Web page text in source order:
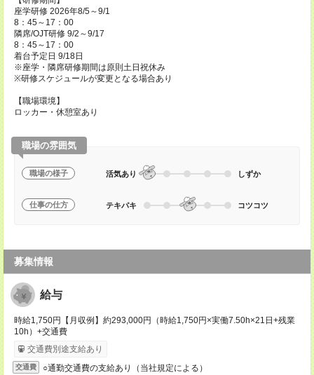
座学研修 2026年8/5～9/1
8：45～17：00
隣席/OJT研修 9/2～9/17
8：45～17：00
着台予定日 9/18日
※座学・隣席研修期間は原則土日祝休み
※研修スケジュールが変更となる場合あり
【職場環境】
ロッカー・休憩室あり
職場の雰囲気
職場の様子 活気あり しずか
仕事の仕方 テキパキ コツコツ
募集情報
給与
時給1,750円【月収例】約293,000円（時給1,750円×実働7.50h×21日+残業
10h）+交通費
交通費別途支給あり
交通費 ○通勤交通費の支給あり（当社規定による）